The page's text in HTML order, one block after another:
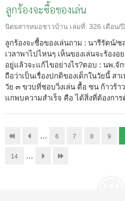
ลูกร้องจะซื้อของเล่น
นิตยสารหมอชาวบ้าน เล่มที่: 326 เดือน/
ลูกร้องจะซื้อของเล่นถาม : นารีรัตน์/
เวลาพาไปไหนๆ เห็นของเล่นจะร้อง
อยู่แล้วจะแก้ไขอย่างไร?ตอบ : นพ.จั
ถือว่าเป็นเรื่องปกติของเด็กในวัยนี้ ส
วัย ๓ ขวบที่ชอบวิ่งเล่น ดื้อ ซน ก้าวร้า
แกพบความสำเร็จ คือ ได้สิ่งที่ต้องกา
… 6 7 8 9
14 …